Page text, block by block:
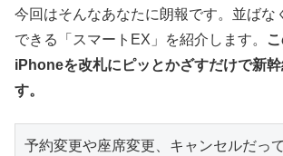
今回はそんなあなたに朗報です。並ばな
できる「スマートEX」を紹介します。
iPhoneを改札にピッとかざすだけで新
す。
予約変更や座席変更、キャンセルだっ